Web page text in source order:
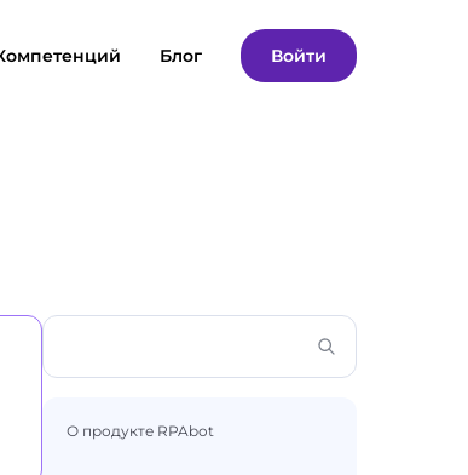
Блог Войти
О продукте RPAbot